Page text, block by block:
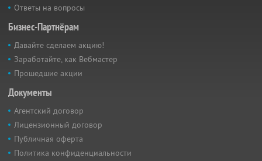
Ответы на вопросы
Бизнес-Партнёрам
Давайте сделаем акцию!
Заработайте, как Вебмастер
Прошедшие акции
Документы
Агентский договор
Лицензионный договор
Публичная оферта
Политика конфиденциальности